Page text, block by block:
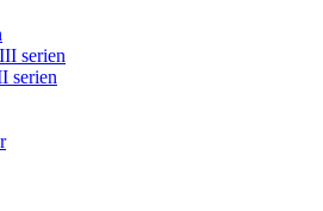
serien
serien